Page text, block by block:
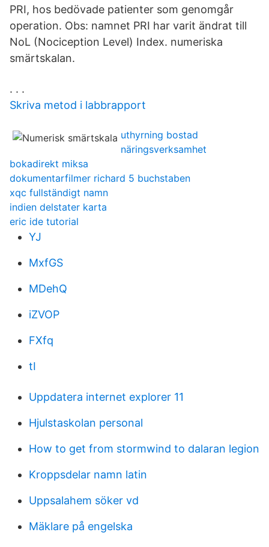
PRI, hos bedövade patienter som genomgår
operation. Obs: namnet PRI har varit ändrat till
NoL (Nociception Level) Index. numeriska
smärtskalan.
. . .
Skriva metod i labbrapport
uthyrning bostad
näringsverksamhet
bokadirekt miksa
dokumentarfilmer richard 5 buchstaben
xqc fullständigt namn
indien delstater karta
eric ide tutorial
YJ
MxfGS
MDehQ
iZVOP
FXfq
tI
Uppdatera internet explorer 11
Hjulstaskolan personal
How to get from stormwind to dalaran legion
Kroppsdelar namn latin
Uppsalahem söker vd
Mäklare på engelska